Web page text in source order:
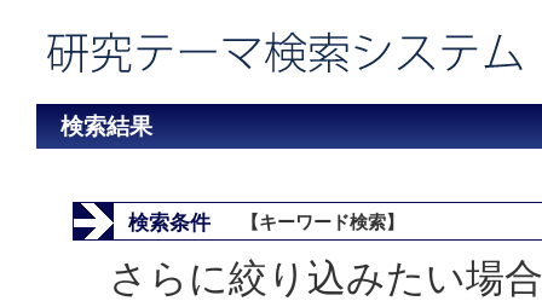
検索結果
検索条件 【キーワード検索】
さらに絞り込みたい場